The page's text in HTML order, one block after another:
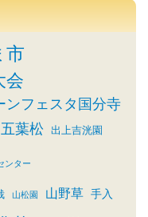
市
会
ンフェスタ国分寺
五葉松 出上吉洸園
ンター
山松園 山野草 手入